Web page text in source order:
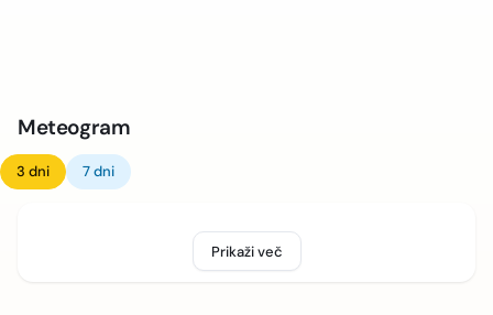
Meteogram
3 dni 7 dni
Prikaži več